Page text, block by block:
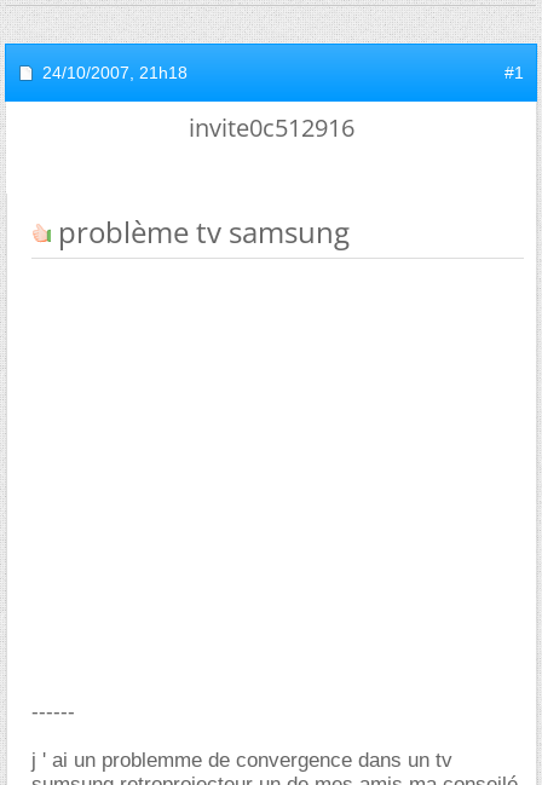
24/10/2007, 21h18 #1
invite0c512916
problème tv samsung
------
j ' ai un problemme de convergence dans un tv